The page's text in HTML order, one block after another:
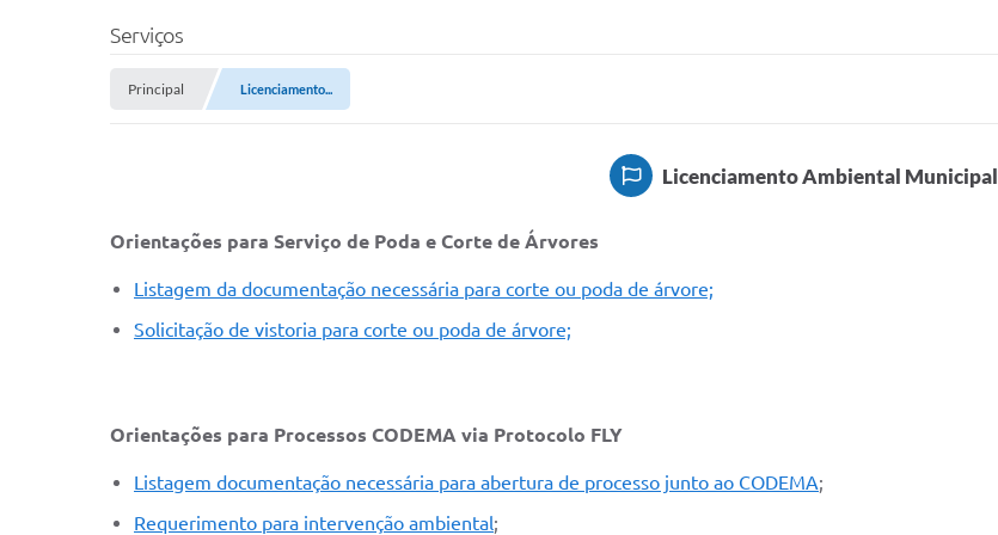
Serviços
Principal Licenciamento...
Licenciamento Ambiental Municipal
Orientações para Serviço de Poda e Corte de Árvores
Listagem da documentação necessária para corte ou poda de árvore;
Solicitação de vistoria para corte ou poda de árvore;
Orientações para Processos CODEMA via Protocolo FLY
Listagem documentação necessária para abertura de processo junto ao CODEMA;
Requerimento para intervenção ambiental;